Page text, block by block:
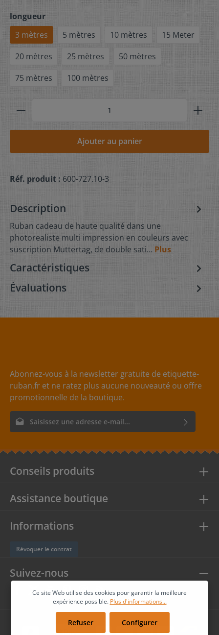
longueur
3 mètres
5 mètres 10 mètres
15 Meter
20 mètres
25 mètres
50 mètres
75 mètres
100 mètres
Ajouter au panier
Réf. produit : 600-727.10-3
Description
Ruban cadeau de haute qualité dans une
photorealiste multi impression en couleurs avec
suscription Muttertag, de double sati… Plus
Caractéristiques
Évaluations
Abonnez-vous à la newsletter gratuite de etiquette-
ruban.fr et ne ratez plus aucune nouveauté ou offre
promotionnelle de la boutique.
Adresse e-mail*
acceptez nos
conditions générales
Suivez-nous
Conseils produits
Assistance boutique
Informations
Révoquer le contrat
Ce site Web utilise des cookies pour garantir la meilleure
expérience possible. Plus d'informations...
Refuser Configurer